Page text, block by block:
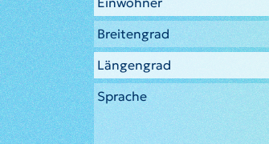
Breitengrad
Längengrad
Sprache